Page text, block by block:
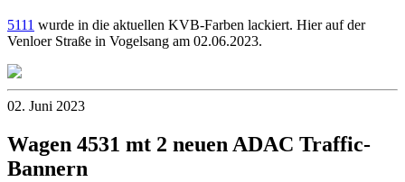
5111 wurde in die aktuellen KVB-Farben lackiert. Hier auf der
Venloer Straße in Vogelsang am 02.06.2023.
02. Juni 2023
Wagen 4531 mt 2 neuen ADAC Traffic-
Bannern